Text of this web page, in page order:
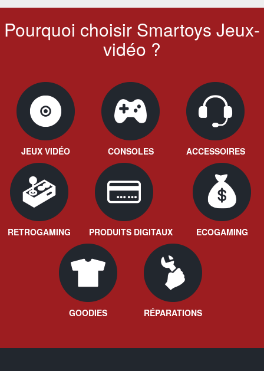
Pourquoi choisir Smartoys Jeux-
vidéo ?
JEUX VIDÉO CONSOLES ACCESSOIRES
RETROGAMING PRODUITS DIGITAUX ECOGAMING
GOODIES RÉPARATIONS